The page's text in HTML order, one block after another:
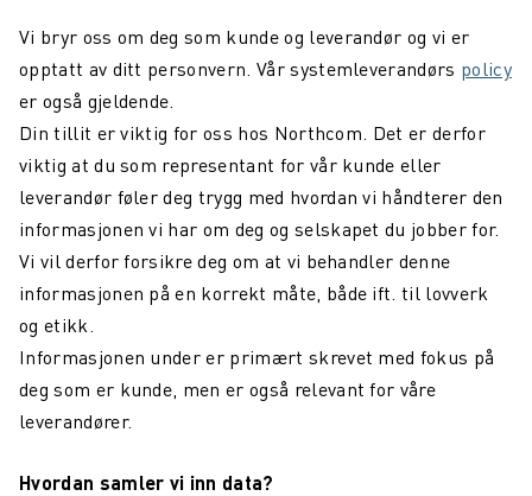
Vi bryr oss om deg som kunde og leverandør og vi er
opptatt av ditt personvern. Vår systemleverandørs policy
er også gjeldende.
Din tillit er viktig for oss hos Northcom. Det er derfor
viktig at du som representant for vår kunde eller
leverandør føler deg trygg med hvordan vi håndterer den
informasjonen vi har om deg og selskapet du jobber for.
Vi vil derfor forsikre deg om at vi behandler denne
informasjonen på en korrekt måte, både ift. til lovverk
og etikk.
Informasjonen under er primært skrevet med fokus på
deg som er kunde, men er også relevant for våre
leverandører.
Hvordan samler vi inn data?